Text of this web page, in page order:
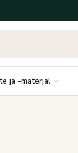
ja -materjal